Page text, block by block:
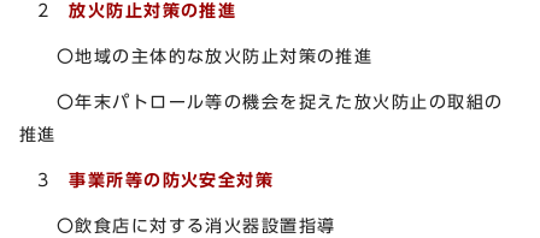
2放火防止対策の推進
〇地域の主体的な放火防止対策の推進
〇年末パトロール等の機会を捉えた放火防止の取組の
推進
3事業所等の防火安全対策
〇飲食店に対する消火器設置指導